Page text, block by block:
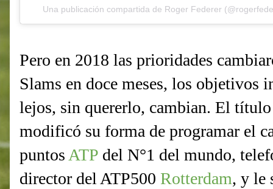
Una publicación compartida de Roger Federer
Pero en 2018 las prioridades
Slams en doce meses, los objetivos
lejos, sin quererlo, cambian. El
modificó su forma de programar el
puntos ATP del N°1 del mundo,
director del ATP500 Rotterdam, y le